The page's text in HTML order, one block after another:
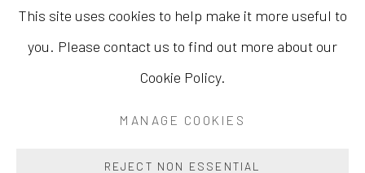
开放时间：星期二至星期天 （上午11:00 - 下午7:00）
版权所有 2026 INKSTUDIO 网页支持 ARTLOGIC
This site uses cookies to help make it more useful to
you. Please contact us to find out more about our
Cookie Policy.
MANAGE COOKIES
REJECT NON ESSENTIAL